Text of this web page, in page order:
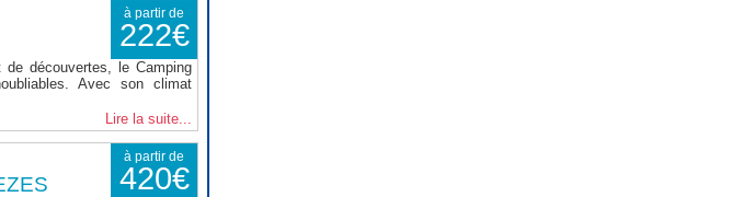
à partir de
222€
de découvertes, le Camping
Avec son climat
Lire la suite...
à partir de
420€